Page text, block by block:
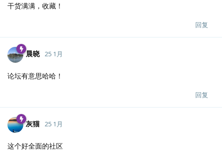
干货满满，收藏！
回复
晨晓 25 1月
论坛有意思哈哈！
回复
灰猫 25 1月
这个好全面的社区